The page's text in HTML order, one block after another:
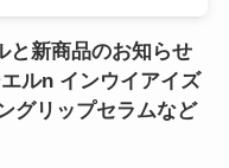
と新商品のお知らせ
ルn インウイアイズ
グリップセラムなど